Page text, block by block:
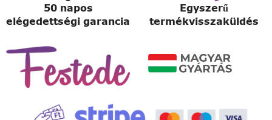
50 napos
elégedettségi garancia
Egyszerű
termékvisszaküldés